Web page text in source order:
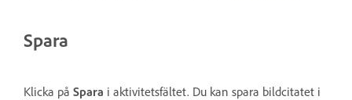
Spara
Klicka på Spara i aktivitetsfältet. Du kan spara bildcitatet i